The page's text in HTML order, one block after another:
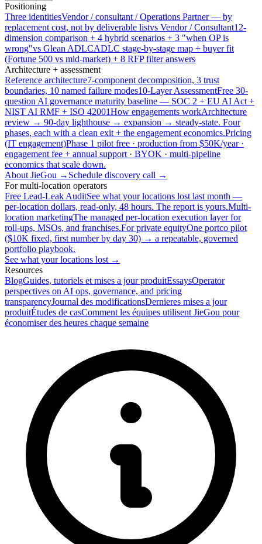
Positioning
Three identitiesVendor / consultant / Operations Partner — by
replacement cost, not by deliverable listvs Vendor / Consultant12-
dimension comparison + 4 hybrid scenarios + 3 "when OP is
wrong"vs Glean ADLCADLC stage-by-stage map + buyer fit
(Fortune 500 vs mid-market) + 8 RFP filter answers
Architecture + assessment
Reference architecture7-component decomposition, 3 trust
boundaries, 10 named failure modes10-Layer AssessmentFree 30-
question AI governance maturity baseline — SOC 2 + EU AI Act +
NIST AI RMF + ISO 42001How engagements workArchitecture
review → 90-day lighthouse → expansion → steady-state. Four
phases, each with a clean exit + the engagement economics.Pricing
(IT engagement)Phase 1 pilot free · production from $50K/year ·
engagement fee + annual support · BYOK · multi-pipeline
economics that scale down.
About JieGou → Schedule discovery call →
For multi-location operators
Free Lead-Leak AuditSee what your locations lost last month —
per-location dollars, read-only, 48 hours. The report is yours.Multi-
location marketingThe managed per-location execution layer for
roll-ups, MSOs, and franchises.For private equityOne portco pilot
($10K fixed, first number by day 30) → a repeatable, governed
portfolio playbook.
See what your locations lost →
Resources
BlogGuides, tutoriels et mises a jour produitEssaysOperator
perspectives on AI ops, governance, and pricing
transparencyJournal des modificationsDernieres mises a jour
produitÉtudes de casComment les équipes utilisent JieGou pour
économiser des heures chaque semaine